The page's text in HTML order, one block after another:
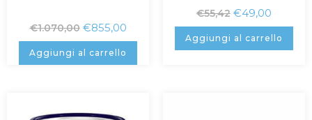
€1.070,00 €855,00
Aggiungi al carrello
€55,42 €49,00
Aggiungi al carrello